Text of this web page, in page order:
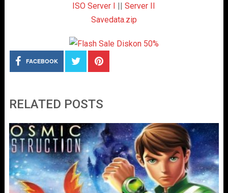
ISO Server I || Server II
Savedata.zip
FACEBOOK
RELATED POSTS